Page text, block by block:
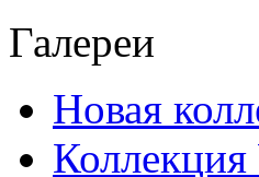
Галереи
Новая